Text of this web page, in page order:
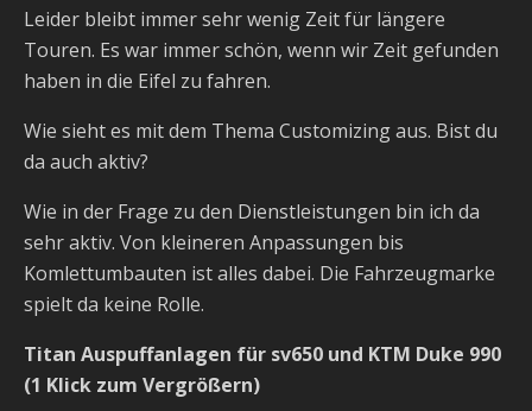
Leider bleibt immer sehr wenig Zeit für längere
Touren. Es war immer schön, wenn wir Zeit gefunden
haben in die Eifel zu fahren.
Wie sieht es mit dem Thema Customizing aus. Bist du
da auch aktiv?
Wie in der Frage zu den Dienstleistungen bin ich da
sehr aktiv. Von kleineren Anpassungen bis
Komlettumbauten ist alles dabei. Die Fahrzeugmarke
spielt da keine Rolle.
Titan Auspuffanlagen für sv650 und KTM Duke 990
(1 Klick zum Vergrößern)